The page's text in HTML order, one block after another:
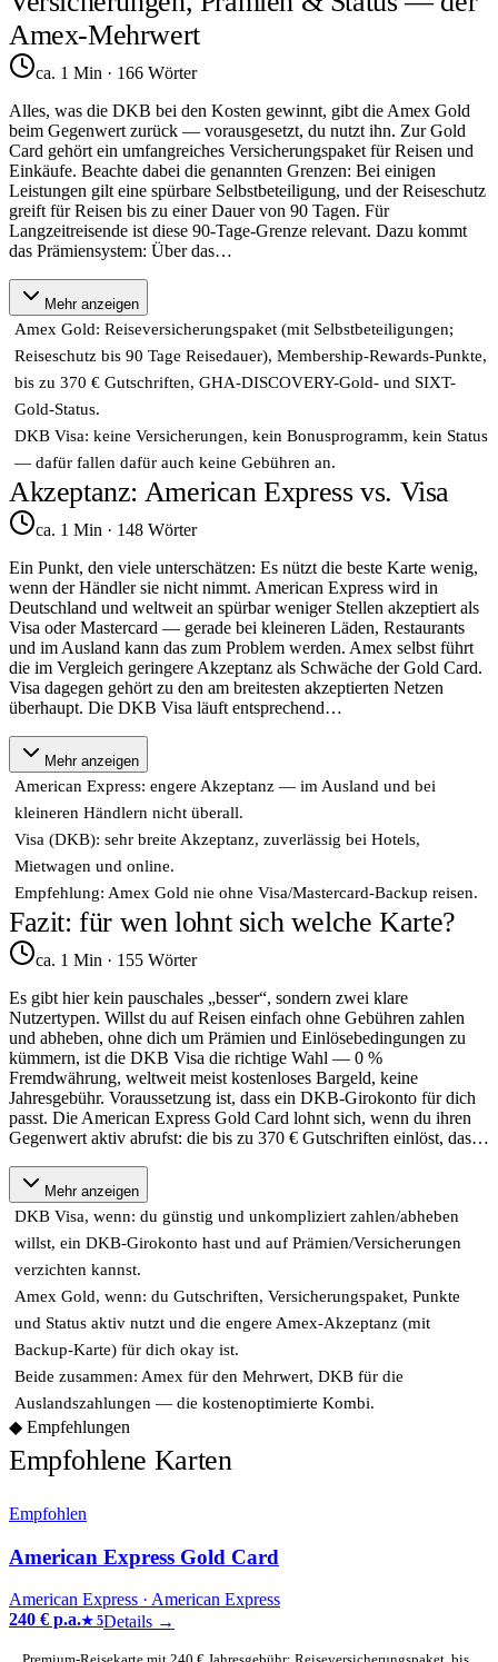
Amex-Mehrwert
ca. 1 Min · 166 Wörter
Alles, was die DKB bei den Kosten gewinnt, gibt die Amex Gold
beim Gegenwert zurück — vorausgesetzt, du nutzt ihn. Zur Gold
Card gehört ein umfangreiches Versicherungspaket für Reisen und
Einkäufe. Beachte dabei die genannten Grenzen: Bei einigen
Leistungen gilt eine spürbare Selbstbeteiligung, und der Reiseschutz
greift für Reisen bis zu einer Dauer von 90 Tagen. Für
Langzeitreisende ist diese 90-Tage-Grenze relevant. Dazu kommt
das Prämiensystem: Über das…
Mehr anzeigen
Amex Gold: Reiseversicherungspaket (mit Selbstbeteiligungen;
Reiseschutz bis 90 Tage Reisedauer), Membership-Rewards-Punkte,
bis zu 370 € Gutschriften, GHA-DISCOVERY-Gold- und SIXT-
Gold-Status.
DKB Visa: keine Versicherungen, kein Bonusprogramm, kein Status
— dafür fallen dafür auch keine Gebühren an.
Akzeptanz: American Express vs. Visa
ca. 1 Min · 148 Wörter
Ein Punkt, den viele unterschätzen: Es nützt die beste Karte wenig,
wenn der Händler sie nicht nimmt. American Express wird in
Deutschland und weltweit an spürbar weniger Stellen akzeptiert als
Visa oder Mastercard — gerade bei kleineren Läden, Restaurants
und im Ausland kann das zum Problem werden. Amex selbst führt
die im Vergleich geringere Akzeptanz als Schwäche der Gold Card.
Visa dagegen gehört zu den am breitesten akzeptierten Netzen
überhaupt. Die DKB Visa läuft entsprechend…
Mehr anzeigen
American Express: engere Akzeptanz — im Ausland und bei
kleineren Händlern nicht überall.
Visa (DKB): sehr breite Akzeptanz, zuverlässig bei Hotels,
Mietwagen und online.
Empfehlung: Amex Gold nie ohne Visa/Mastercard-Backup reisen.
Fazit: für wen lohnt sich welche Karte?
ca. 1 Min · 155 Wörter
Es gibt hier kein pauschales „besser“, sondern zwei klare
Nutzertypen. Willst du auf Reisen einfach ohne Gebühren zahlen
und abheben, ohne dich um Prämien und Einlösebedingungen zu
kümmern, ist die DKB Visa die richtige Wahl — 0 %
Fremdwährung, weltweit meist kostenloses Bargeld, keine
Jahresgebühr. Voraussetzung ist, dass ein DKB-Girokonto für dich
passt. Die American Express Gold Card lohnt sich, wenn du ihren
Gegenwert aktiv abrufst: die bis zu 370 € Gutschriften einlöst, das…
Mehr anzeigen
DKB Visa, wenn: du günstig und unkompliziert zahlen/abheben
willst, ein DKB-Girokonto hast und auf Prämien/Versicherungen
verzichten kannst.
Amex Gold, wenn: du Gutschriften, Versicherungspaket, Punkte
und Status aktiv nutzt und die engere Amex-Akzeptanz (mit
Backup-Karte) für dich okay ist.
Beide zusammen: Amex für den Mehrwert, DKB für die
Auslandszahlungen — die kostenoptimierte Kombi.
◆ Empfehlungen
Empfohlene Karten
Empfohlen
American Express Gold Card
American Express · American Express
240 € p.a.★ 5Details →